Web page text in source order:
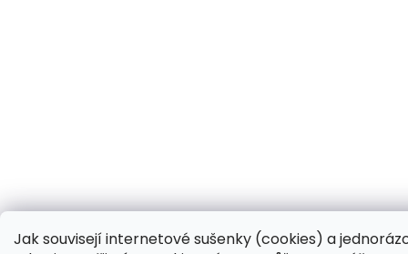
Jak souvisejí internetové sušenky (cookies) a